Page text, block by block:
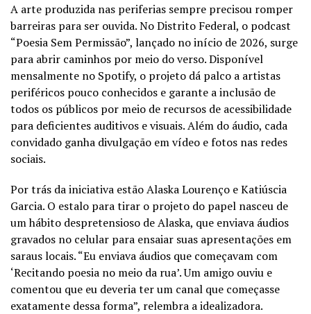
A arte produzida nas periferias sempre precisou romper
barreiras para ser ouvida. No Distrito Federal, o podcast
“Poesia Sem Permissão”, lançado no início de 2026, surge
para abrir caminhos por meio do verso. Disponível
mensalmente no Spotify, o projeto dá palco a artistas
periféricos pouco conhecidos e garante a inclusão de
todos os públicos por meio de recursos de acessibilidade
para deficientes auditivos e visuais. Além do áudio, cada
convidado ganha divulgação em vídeo e fotos nas redes
sociais.
Por trás da iniciativa estão Alaska Lourenço e Katiúscia
Garcia. O estalo para tirar o projeto do papel nasceu de
um hábito despretensioso de Alaska, que enviava áudios
gravados no celular para ensaiar suas apresentações em
saraus locais. “Eu enviava áudios que começavam com
‘Recitando poesia no meio da rua’. Um amigo ouviu e
comentou que eu deveria ter um canal que começasse
exatamente dessa forma”, relembra a idealizadora.